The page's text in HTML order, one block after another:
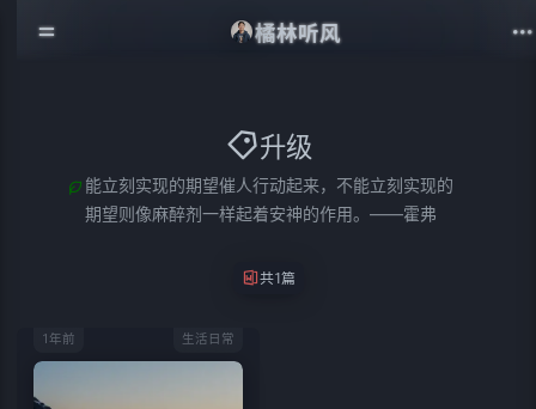
橘林听风
升级
能立刻实现的期望催人行动起来，不能立刻实现的
期望则像麻醉剂一样起着安神的作用。——霍弗
共1篇
1年前 生活日常